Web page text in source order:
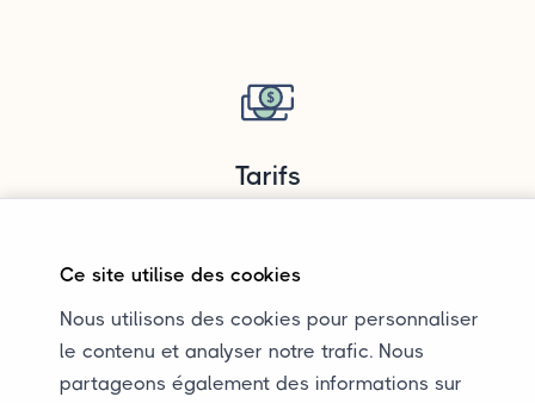
Tarifs
dimensions et du poids de la voiture. Les prix se
situent en moyenne entre 750 € et 1250 € hors
Ce site utilise des cookies
Nous utilisons des cookies pour personnaliser
le contenu et analyser notre trafic. Nous
partageons également des informations sur